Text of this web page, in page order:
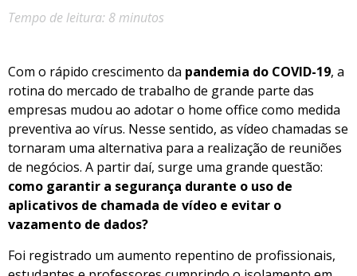
Tempo de leitura: 8 minutos
Com o rápido crescimento da pandemia do COVID-19, a
rotina do mercado de trabalho de grande parte das
empresas mudou ao adotar o home office como medida
preventiva ao vírus. Nesse sentido, as vídeo chamadas se
tornaram uma alternativa para a realização de reuniões
de negócios. A partir daí, surge uma grande questão:
como garantir a segurança durante o uso de
aplicativos de chamada de vídeo e evitar o
vazamento de dados?
Foi registrado um aumento repentino de profissionais,